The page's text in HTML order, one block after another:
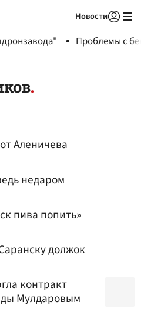
Новости
Проблемы с
Аленичева
недаром
пива попить»
должок
контракт
Мулдаровым